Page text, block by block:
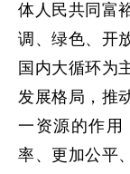
体人民共同富
调、绿色、开
国内大循环为
发展格局，推
一资源的作用
率、更加公平